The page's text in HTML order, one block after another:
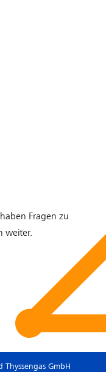
Fragen zu
weiter.
GmbH